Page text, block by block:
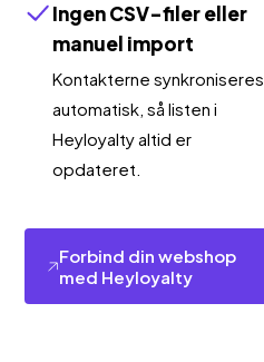
Ingen CSV-filer eller
manuel import
Kontakterne synkroniseres
automatisk, så listen i
Heyloyalty altid er
opdateret.
Forbind din webshop
med Heyloyalty